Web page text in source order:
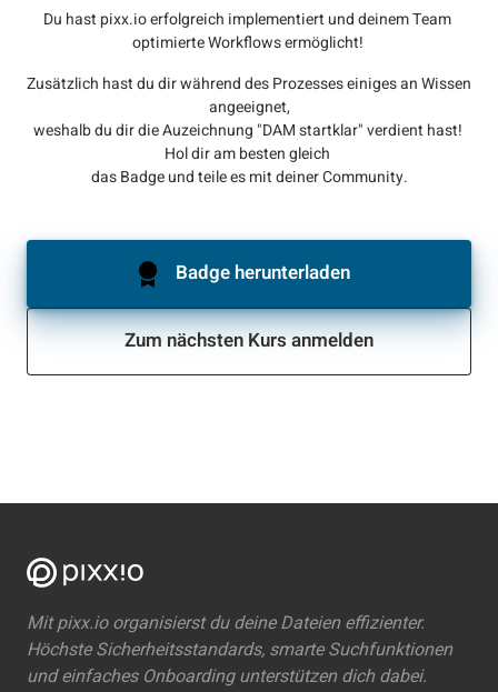
Du hast pixx.io erfolgreich implementiert und deinem
optimierte Workflows ermöglicht!
Zusätzlich hast du dir während des Prozesses einiges an
angeeignet,
weshalb du dir die Auzeichnung "DAM startklar" verdient
Hol dir am besten gleich
das Badge und teile es mit deiner Community.
Badge herunterladen
Zum nächsten Kurs anmelden
Mit pixx.io organisierst du deine Dateien effizienter.
Höchste Sicherheitsstandards, smarte Suchfunktionen
und einfaches Onboarding unterstützen dich dabei.